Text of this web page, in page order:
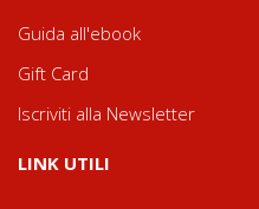
Guida all'ebook
Gift Card
Iscriviti alla Newsletter
LINK UTILI